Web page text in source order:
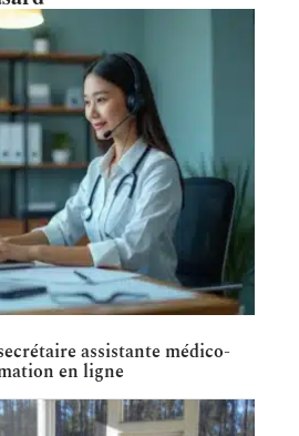
assistante médico-
en ligne